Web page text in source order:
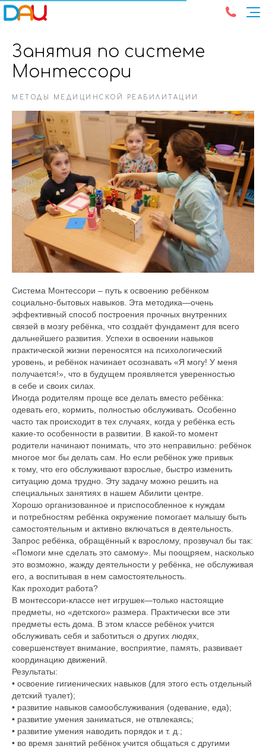
Занятия по системе
Монтессори
МЕТОДЫ МЕДИЦИНСКОЙ РЕАБИЛИТАЦИИ
Система Монтессори – путь к освоению ребёнком
социально-бытовых навыков. Эта методика—очень
эффективный способ построения прочных внутренних
связей в мозгу ребёнка, что создаёт фундамент для всего
дальнейшего развития. Успехи в освоении навыков
практической жизни переносятся на психологический
уровень, и ребёнок начинает осознавать «Я могу! У меня
получается!», что в будущем проявляется уверенностью
в себе и своих силах.
Иногда родителям проще все делать вместо ребёнка:
одевать его, кормить, полностью обслуживать. Особенно
часто так происходит в тех случаях, когда у ребёнка есть
какие-то особенности в развитии. В какой-то момент
родители начинают понимать, что это неправильно: ребёнок
многое мог бы делать сам. Но если ребёнок уже привык
к тому, что его обслуживают взрослые, быстро изменить
ситуацию дома трудно. Эту задачу можно решить на
специальных занятиях в нашем Абилити центре.
Хорошо организованное и приспособленное к нуждам
и потребностям ребёнка окружение помогает малышу быть
самостоятельным и активно включаться в деятельность.
Запрос ребёнка, обращённый к взрослому, прозвучал бы так:
«Помоги мне сделать это самому». Мы поощряем, насколько
это возможно, жажду деятельности у ребёнка, не обслуживая
его, а воспитывая в нем самостоятельность.
Как проходит работа?
В монтессори-классе нет игрушек—только настоящие
предметы, но «детского» размера. Практически все эти
предметы есть дома. В этом классе ребёнок учится
обслуживать себя и заботиться о других людях,
совершенствует внимание, восприятие, память, развивает
координацию движений.
Результаты:
• освоение гигиенических навыков (для этого есть отдельный
детский туалет);
• развитие навыков самообслуживания (одевание, еда);
• развитие умения заниматься, не отвлекаясь;
• развитие умения наводить порядок и т. д.;
• во время занятий ребёнок учится общаться с другими